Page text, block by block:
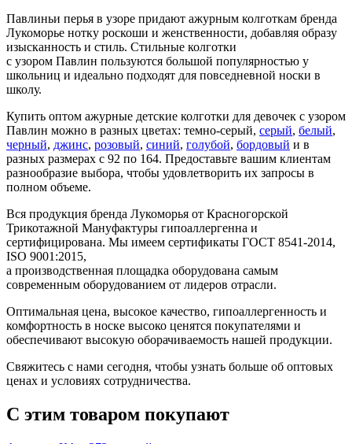
Павлиньи перья в узоре придают ажурным колготкам бренда
Лукоморье нотку роскоши и женственности, добавляя образу
изысканность и стиль. Стильные колготки
с узором Павлин пользуются большой популярностью у
школьниц и идеально подходят для повседневной носки в
школу.
Купить оптом ажурные детские колготки для девочек с узором
Павлин можно в разных цветах: темно-серый, серый, белый,
черный, джинс, розовый, синий, голубой, бордовый и в
разных размерах с 92 по 164. Предоставьте вашим клиентам
разнообразие выбора, чтобы удовлетворить их запросы в
полном объеме.
Вся продукция бренда Лукоморья от Красногорской
Трикотажной Мануфактуры гипоаллергенна и
сертифицирована. Мы имеем сертификаты ГОСТ 8541-2014,
ISO 9001:2015,
а производственная площадка оборудована самым
современным оборудованием от лидеров отрасли.
Оптимальная цена, высокое качество, гипоаллергенность и
комфортность в носке высоко ценятся покупателями и
обеспечивают высокую оборачиваемость нашей продукции.
Свяжитесь с нами сегодня, чтобы узнать больше об оптовых
ценах и условиях сотрудничества.
С этим товаром покупают